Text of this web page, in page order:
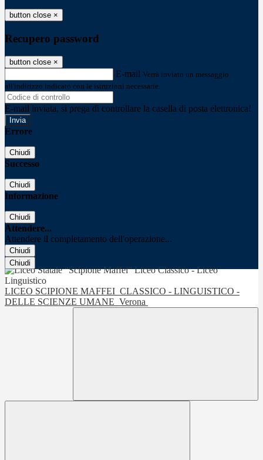
button close ×
Recupero password
button close ×
E-mail Verrà inviato un messaggio
all'indirizzo indicato con le istruzioni necessarie.
E-mail inviata, si prega di controllare la casella di posta elettronica!
Errore
Chiudi
Successo
Chiudi
Informazione
Chiudi
Attendere...
Attendere il completamento dell'operazione...
Chiudi
Chiudi
LICEO SCIPIONE MAFFEI CLASSICO - LINGUISTICO -
DELLE SCIENZE UMANE Verona